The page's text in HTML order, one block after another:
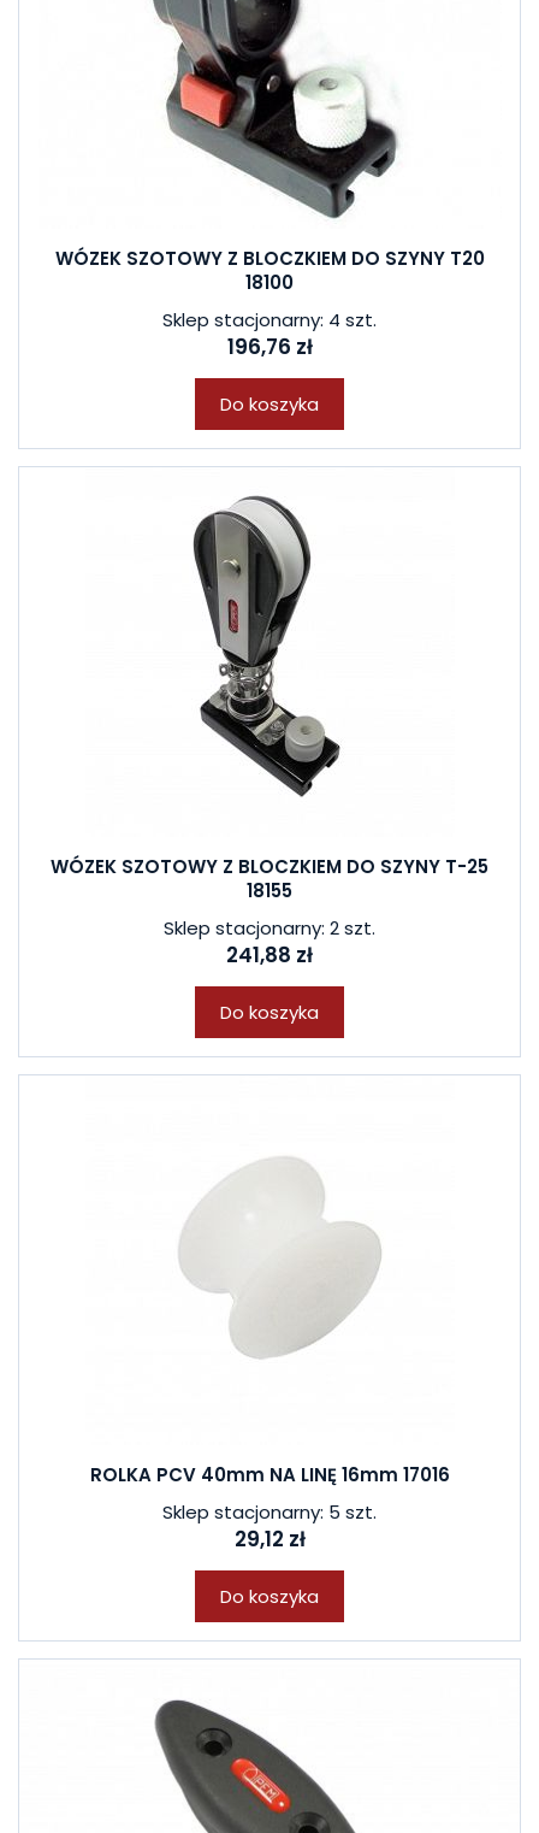
WÓZEK SZOTOWY Z BLOCZKIEM DO SZYNY T20
18100
Sklep stacjonarny: 4 szt.
196,76 zł
Do koszyka
WÓZEK SZOTOWY Z BLOCZKIEM DO SZYNY T-25
18155
Sklep stacjonarny: 2 szt.
241,88 zł
Do koszyka
ROLKA PCV 40mm NA LINĘ 16mm 17016
Sklep stacjonarny: 5 szt.
29,12 zł
Do koszyka